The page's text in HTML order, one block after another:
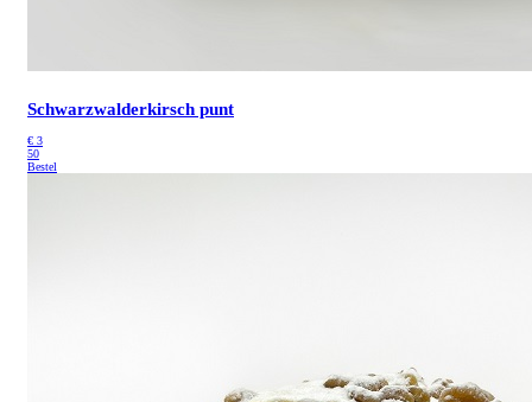
Schwarzwalderkirsch punt
€ 3
50
Bestel